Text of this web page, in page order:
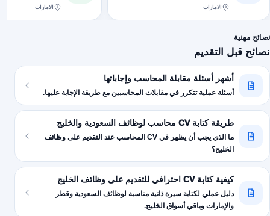
محاسبة مرموق في عُمان - (يشترط
الامارات
الفاخرالامارات
نصائح مهنية
نصائح قبل التقديم
أشهر أسئلة مقابلة المحاسب وإجاباتها
أسئلة عملية تتكرر في مقابلات المحاسبين مع طريقة الإجابة عليها.
طريقة كتابة CV محاسب لوظائف السعودية والخليج
ما الذي يجب أن يظهر في CV المحاسب عند التقديم على وظائف
الخليج؟
كيفية كتابة CV احترافي للتقديم على وظائف الخليج
دليل عملي لكتابة سيرة ذاتية مناسبة لوظائف السعودية وقطر
والإمارات وباقي أسواق الخليج.